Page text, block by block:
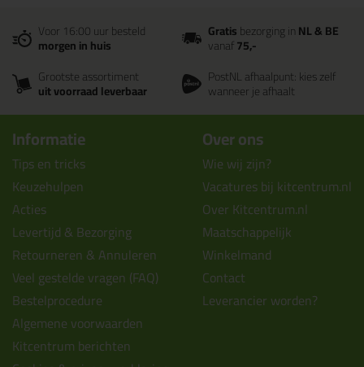
Voor 16:00 uur besteld
morgen in huis
Gratisbezorging inNL & BE
vanaf75,-
Grootste assortiment
uit voorraad leverbaar
PostNL afhaalpunt: kies zelf
wanneer je afhaalt
Informatie
Tips en tricks
Keuzehulpen
Acties
Levertijd & Bezorging
Retourneren & Annuleren
Veel gestelde vragen (FAQ)
Bestelprocedure
Algemene voorwaarden
Kitcentrum berichten
Over ons
Wie wij zijn?
Vacatures bij kitcentrum.nl
Over Kitcentrum.nl
Maatschappelijk
Winkelmand
Contact
Leverancier worden?